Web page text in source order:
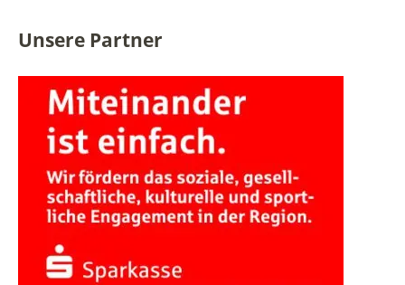
Unsere Partner